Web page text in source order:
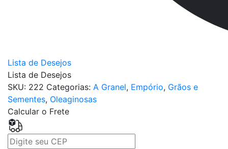
Lista de Desejos
Lista de Desejos
SKU: 222 Categorias: A Granel, Empório, Grãos e
Sementes, Oleaginosas
Calcular o Frete